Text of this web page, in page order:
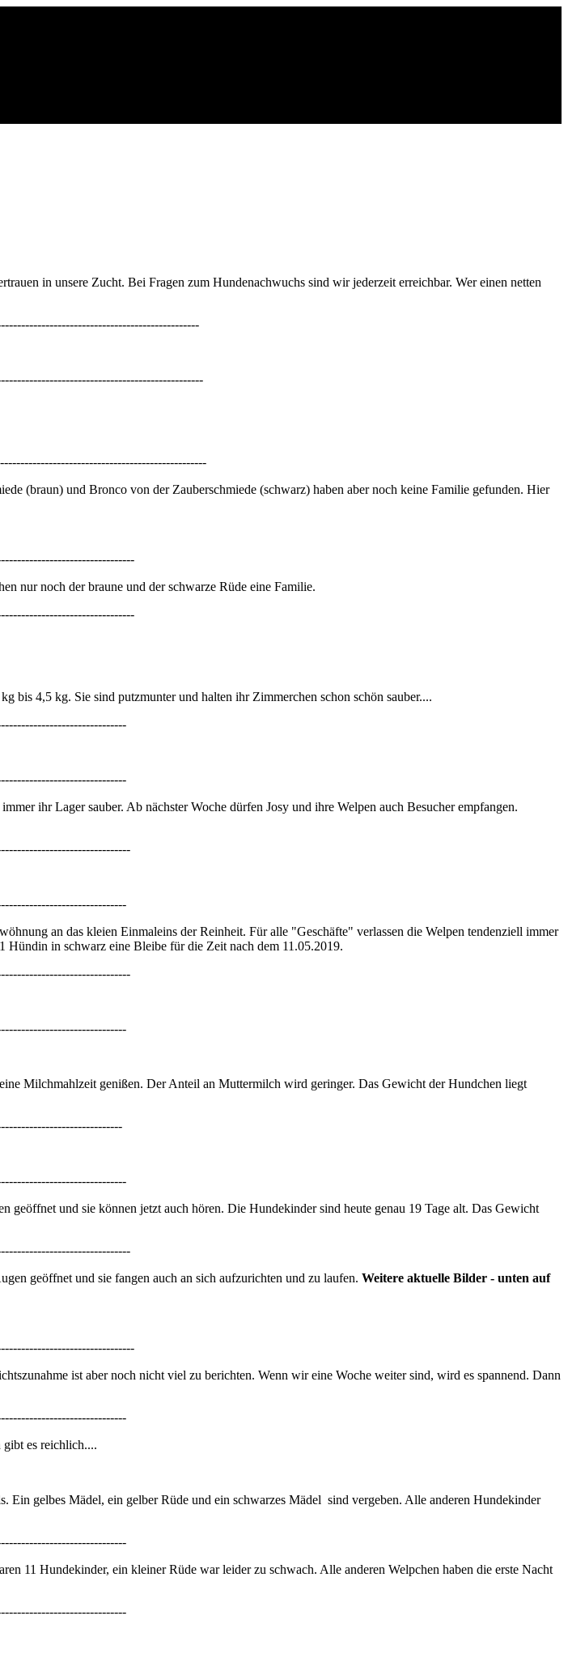
in unsere Zucht. Bei Fragen zum Hundenachwuchs sind wir jederzeit erreichbar. Wer einen netten
(braun) und Bronco von der Zauberschmiede (schwarz) haben aber noch keine Familie gefunden. Hier
nur noch der braune und der schwarze Rüde eine Familie.
bis 4,5 kg. Sie sind putzmunter und halten ihr Zimmerchen schon schön sauber....
ihr Lager sauber. Ab nächster Woche dürfen Josy und ihre Welpen auch Besucher empfangen.
an das kleien Einmaleins der Reinheit. Für alle "Geschäfte" verlassen die Welpen tendenziell immer
Hündin in schwarz eine Bleibe für die Zeit nach dem 11.05.2019.
Milchmahlzeit genißen. Der Anteil an Muttermilch wird geringer. Das Gewicht der Hundchen liegt
geöffnet und sie können jetzt auch hören. Die Hundekinder sind heute genau 19 Tage alt. Das Gewicht
geöffnet und sie fangen auch an sich aufzurichten und zu laufen. Weitere aktuelle Bilder - unten auf
ist aber noch nicht viel zu berichten. Wenn wir eine Woche weiter sind, wird es spannend. Dann
es reichlich....
gelbes Mädel, ein gelber Rüde und ein schwarzes Mädel sind vergeben. Alle anderen Hundekinder
11 Hundekinder, ein kleiner Rüde war leider zu schwach. Alle anderen Welpchen haben die erste Nacht